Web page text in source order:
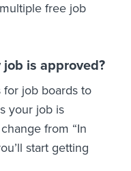
free job
is approved?
for job boards to
your job is
from “In
start getting